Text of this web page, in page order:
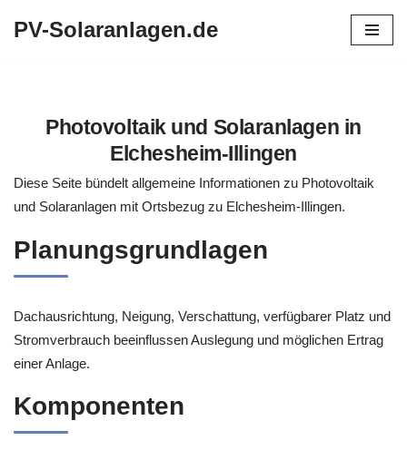
PV-Solaranlagen.de
Photovoltaik und Solaranlagen in
Elchesheim-Illingen
Diese Seite bündelt allgemeine Informationen zu Photovoltaik
und Solaranlagen mit Ortsbezug zu Elchesheim-Illingen.
Planungsgrundlagen
Dachausrichtung, Neigung, Verschattung, verfügbarer Platz und
Stromverbrauch beeinflussen Auslegung und möglichen Ertrag
einer Anlage.
Komponenten